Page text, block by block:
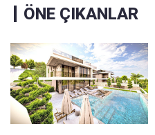
ÖNE ÇIKANLAR